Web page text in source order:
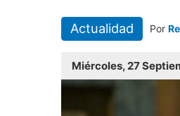
Actualidad Por
Miércoles, 27